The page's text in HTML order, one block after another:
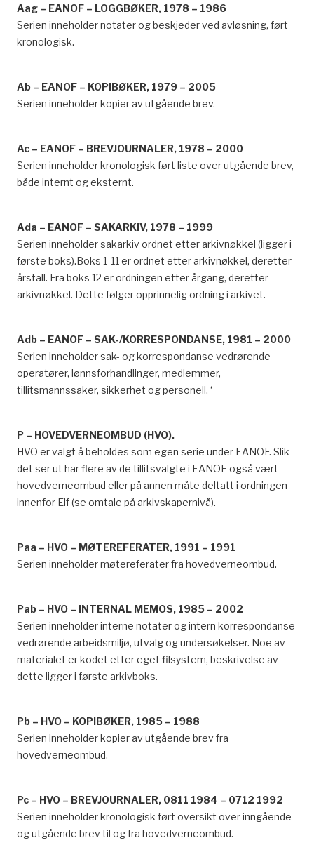
Aag – EANOF – LOGGBØKER, 1978 – 1986
Serien inneholder notater og beskjeder ved avløsning, ført
kronologisk.
Ab – EANOF – KOPIBØKER, 1979 – 2005
Serien inneholder kopier av utgående brev.
Ac – EANOF – BREVJOURNALER, 1978 – 2000
Serien inneholder kronologisk ført liste over utgående brev,
både internt og eksternt.
Ada – EANOF – SAKARKIV, 1978 – 1999
Serien inneholder sakarkiv ordnet etter arkivnøkkel (ligger i
første boks).Boks 1-11 er ordnet etter arkivnøkkel, deretter
årstall. Fra boks 12 er ordningen etter årgang, deretter
arkivnøkkel. Dette følger opprinnelig ordning i arkivet.
Adb – EANOF – SAK-/KORRESPONDANSE, 1981 – 2000
Serien inneholder sak- og korrespondanse vedrørende
operatører, lønnsforhandlinger, medlemmer,
tillitsmannssaker, sikkerhet og personell. ‘
P – HOVEDVERNEOMBUD (HVO).
HVO er valgt å beholdes som egen serie under EANOF. Slik
det ser ut har flere av de tillitsvalgte i EANOF også vært
hovedverneombud eller på annen måte deltatt i ordningen
innenfor Elf (se omtale på arkivskapernivå).
Paa – HVO – MØTEREFERATER, 1991 – 1991
Serien inneholder møtereferater fra hovedverneombud.
Pab – HVO – INTERNAL MEMOS, 1985 – 2002
Serien inneholder interne notater og intern korrespondanse
vedrørende arbeidsmiljø, utvalg og undersøkelser. Noe av
materialet er kodet etter eget filsystem, beskrivelse av
dette ligger i første arkivboks.
Pb – HVO – KOPIBØKER, 1985 – 1988
Serien inneholder kopier av utgående brev fra
hovedverneombud.
Pc – HVO – BREVJOURNALER, 0811 1984 – 0712 1992
Serien inneholder kronologisk ført oversikt over inngående
og utgående brev til og fra hovedverneombud.